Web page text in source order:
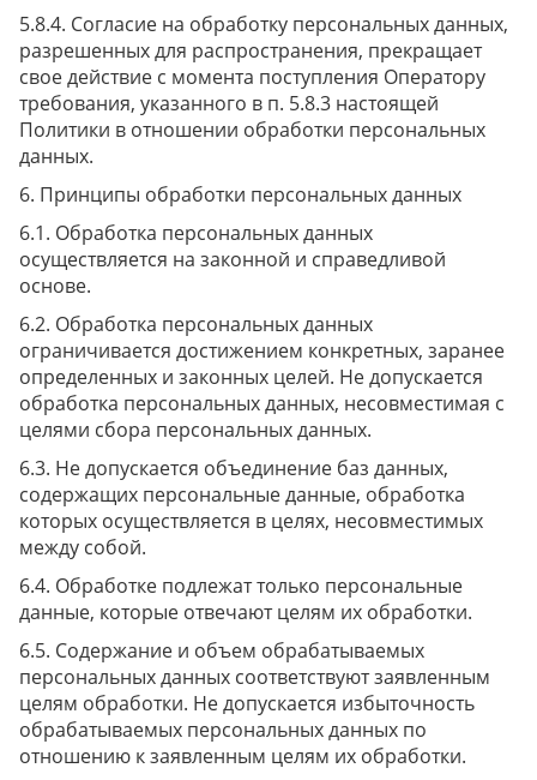
Согласие на обработку персональных данных,
разрешенных для распространения, прекращает
свое действие с момента поступления Оператору
требования, указанного в п. 5.8.3 настоящей
Политики в отношении обработки персональных
данных.
Принципы обработки персональных данных
Обработка персональных данных
осуществляется на законной и справедливой
основе.
Обработка персональных данных
ограничивается достижением конкретных, заранее
определенных и законных целей. Не допускается
обработка персональных данных, несовместимая с
целями сбора персональных данных.
Не допускается объединение баз данных,
содержащих персональные данные, обработка
которых осуществляется в целях, несовместимых
между собой.
Обработке подлежат только персональные
данные, которые отвечают целям их обработки.
Содержание и объем обрабатываемых
персональных данных соответствуют заявленным
целям обработки. Не допускается избыточность
обрабатываемых персональных данных по
отношению к заявленным целям их обработки.